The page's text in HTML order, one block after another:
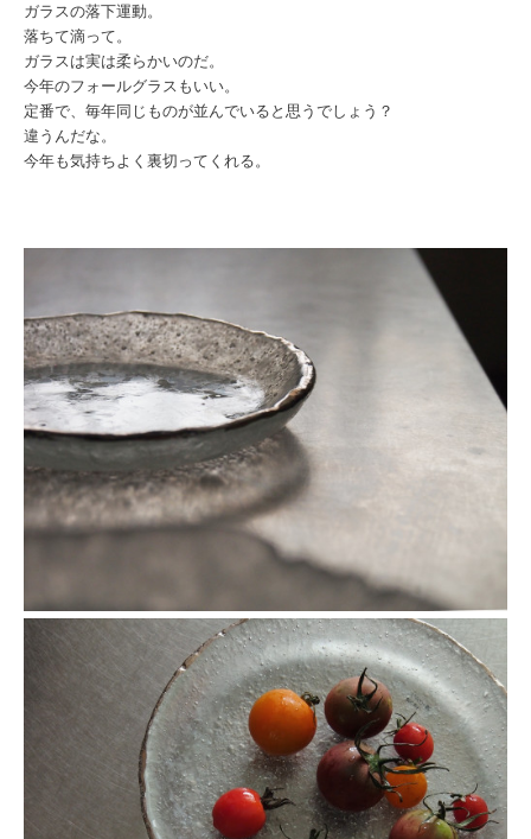
ガラスの落下運動。
落ちて滴って。
ガラスは実は柔らかいのだ。
今年のフォールグラスもいい。
定番で、毎年同じものが並んでいると思うでしょう？
違うんだな。
今年も気持ちよく裏切ってくれる。